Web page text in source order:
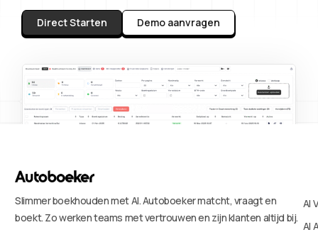
Direct Starten Demo aanvragen
Slimmer boekhouden met AI. Autoboeker matcht, vraagt en
boekt. Zo werken teams met vertrouwen en zijn klanten altijd bij.
AI
AI